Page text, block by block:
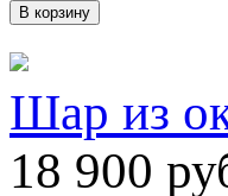
В корзину
Шар из
18 900